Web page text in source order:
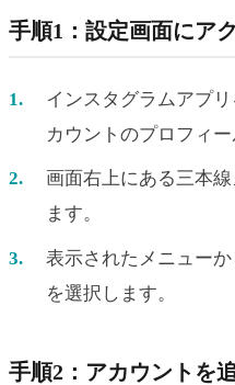
手順1：設定画面にア
インスタグラムアプ
カウントのプロフィ
画面右上にある三本
ます。
表示されたメニューか
を選択します。
手順2：アカウントを